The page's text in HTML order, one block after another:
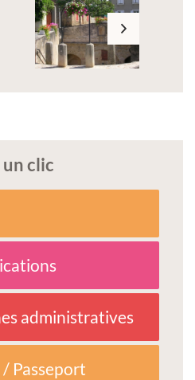
un clic
administratives
/ Passeport